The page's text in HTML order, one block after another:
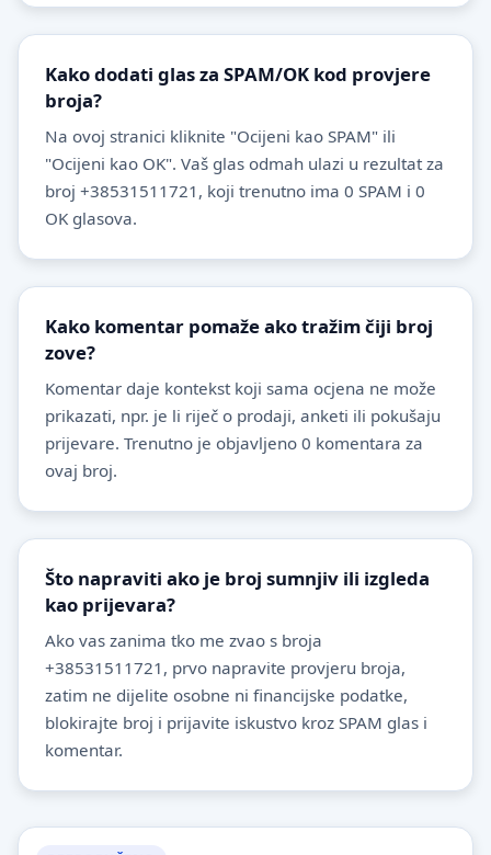
Kako dodati glas za SPAM/OK kod provjere
broja?
Na ovoj stranici kliknite "Ocijeni kao SPAM" ili
"Ocijeni kao OK". Vaš glas odmah ulazi u rezultat za
broj +38531511721, koji trenutno ima 0 SPAM i 0
OK glasova.
Kako komentar pomaže ako tražim čiji broj
zove?
Komentar daje kontekst koji sama ocjena ne može
prikazati, npr. je li riječ o prodaji, anketi ili pokušaju
prijevare. Trenutno je objavljeno 0 komentara za
ovaj broj.
Što napraviti ako je broj sumnjiv ili izgleda
kao prijevara?
Ako vas zanima tko me zvao s broja
+38531511721, prvo napravite provjeru broja,
zatim ne dijelite osobne ni financijske podatke,
blokirajte broj i prijavite iskustvo kroz SPAM glas i
komentar.